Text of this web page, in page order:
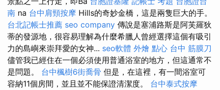
南 na 台中肩頸按摩 Hills的奇妙金橋，這是兩隻巨大的手。
台北記帳士推薦 seo company 傳說是塞浦路斯是阿芙羅狄
蒂的發源地，很容易理解為什麼希臘人曾經選擇這個有吸引
力的島嶼來崇拜愛的女神... seo軟體 外燴 點心 台中 筋膜刀
儘管我已經住在一個必須使用普通浴室的地方，但這通常不
是問題。 台中楓樹6街喬骨 但是，在這裡，有一間浴室可
容納11個房間，並且並不能保證清潔度。 台中泰式按摩